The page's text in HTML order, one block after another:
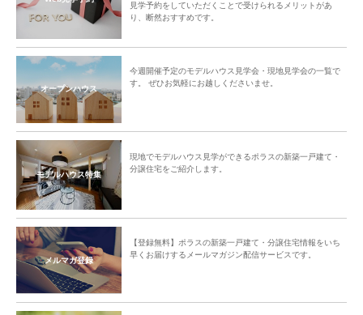
見学予約をしていただくことで受けられるメリットがあ
り、断然おすすめです。
オープンハウス
今週開催予定のモデルハウス見学会・現地見学会の一覧で
す。 ぜひお気軽にお越しくださいませ。
モデルハウス特集
現地でモデルハウス見学ができるポラスの新築一戸建て・
分譲住宅をご紹介します。
メルマガ登録
【登録無料】ポラスの新築一戸建て・分譲住宅情報をいち
早くお届けするメールマガジン配信サービスです。